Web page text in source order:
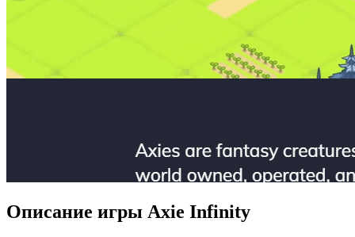
Описание игры Axie Infinity